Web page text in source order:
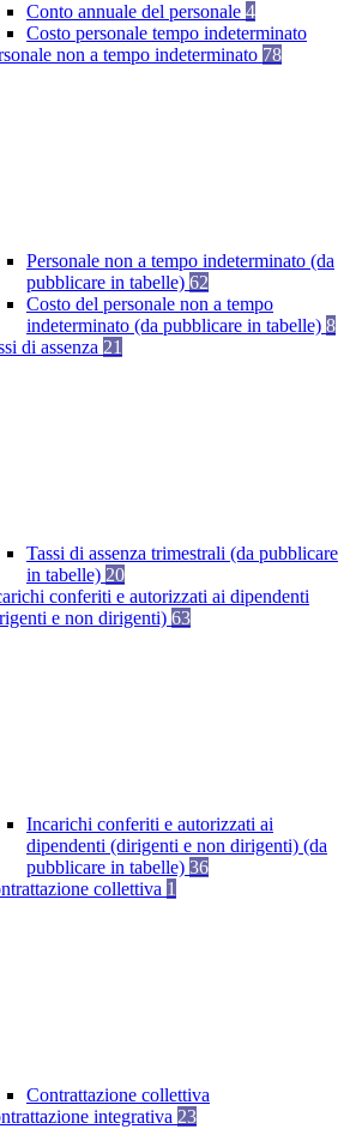
Conto annuale del personale 4
Costo personale tempo indeterminato
non a tempo indeterminato 78
Personale non a tempo indeterminato (da
pubblicare in tabelle) 62
Costo del personale non a tempo
indeterminato (da pubblicare in tabelle) 8
di assenza 21
Tassi di assenza trimestrali (da pubblicare
in tabelle) 20
conferiti e autorizzati ai dipendenti
e non dirigenti) 63
Incarichi conferiti e autorizzati ai
dipendenti (dirigenti e non dirigenti) (da
pubblicare in tabelle) 36
collettiva 1
Contrattazione collettiva
integrativa 23